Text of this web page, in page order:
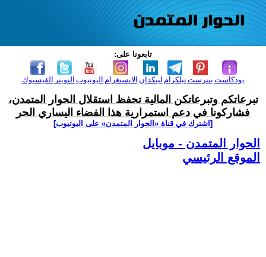
تابعونا على:
الفيسبوك التويتر اليوتيوب الانستغرام لينكدإن تيلكرامبنترست بودكاست
تبرعاتكم وتبرعاتكن المالية تحفظ استقلال الحوار المتمدن،
فشاركونا في دعم استمرارية هذا الفضاء اليساري الحر
[اشترك في قناة ‫«الحوار المتمدن» على اليوتيوب]
الحوار المتمدن - موبايل
الموقع الرئيسي